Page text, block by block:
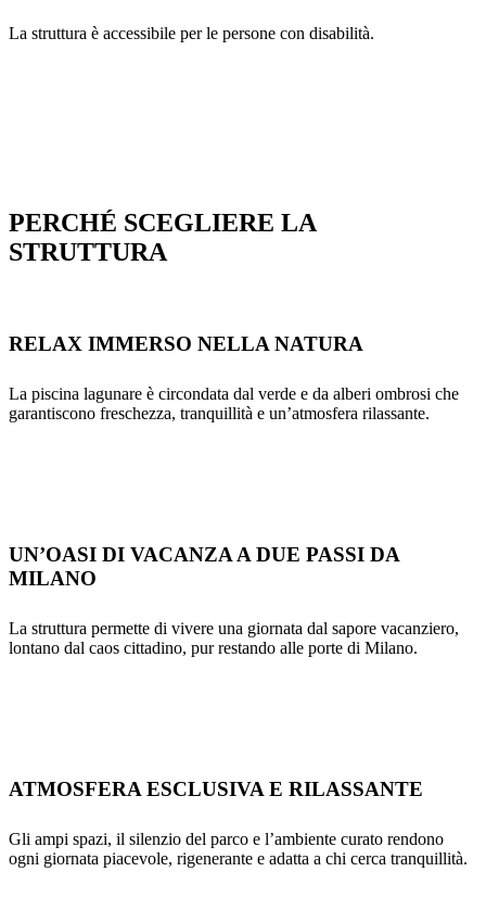
La struttura è accessibile per le persone con disabilità.
PERCHÉ SCEGLIERE LA
STRUTTURA
RELAX IMMERSO NELLA NATURA
La piscina lagunare è circondata dal verde e da alberi ombrosi che
garantiscono freschezza, tranquillità e un’atmosfera rilassante.
UN’OASI DI VACANZA A DUE PASSI DA
MILANO
La struttura permette di vivere una giornata dal sapore vacanziero,
lontano dal caos cittadino, pur restando alle porte di Milano.
ATMOSFERA ESCLUSIVA E RILASSANTE
Gli ampi spazi, il silenzio del parco e l’ambiente curato rendono
ogni giornata piacevole, rigenerante e adatta a chi cerca tranquillità.